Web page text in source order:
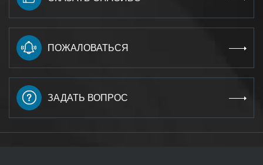
ПОЖАЛОВАТЬСЯ
ЗАДАТЬ ВОПРОС